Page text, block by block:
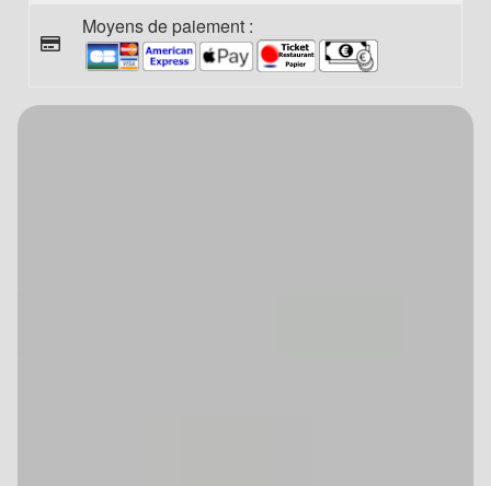
Moyens de paiement :